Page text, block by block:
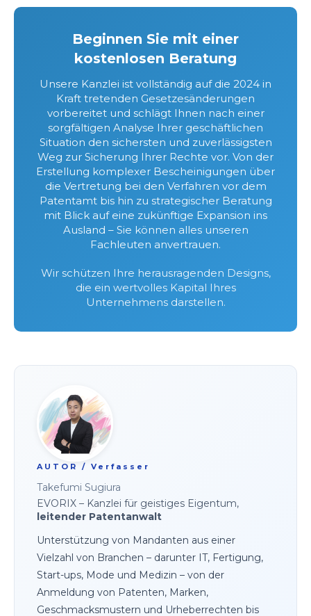
Beginnen Sie mit einer
kostenlosen Beratung
Unsere Kanzlei ist vollständig auf die 2024 in
Kraft tretenden Gesetzesänderungen
vorbereitet und schlägt Ihnen nach einer
sorgfältigen Analyse Ihrer geschäftlichen
Situation den sichersten und zuverlässigsten
Weg zur Sicherung Ihrer Rechte vor. Von der
Erstellung komplexer Bescheinigungen über
die Vertretung bei den Verfahren vor dem
Patentamt bis hin zu strategischer Beratung
mit Blick auf eine zukünftige Expansion ins
Ausland – Sie können alles unseren
Fachleuten anvertrauen.
Wir schützen Ihre herausragenden Designs,
die ein wertvolles Kapital Ihres
Unternehmens darstellen.
AUTOR / Verfasser
Takefumi Sugiura
EVORIX – Kanzlei für geistiges Eigentum,
leitender Patentanwalt
Unterstützung von Mandanten aus einer
Vielzahl von Branchen – darunter IT, Fertigung,
Start-ups, Mode und Medizin – von der
Anmeldung von Patenten, Marken,
Geschmacksmustern und Urheberrechten bis